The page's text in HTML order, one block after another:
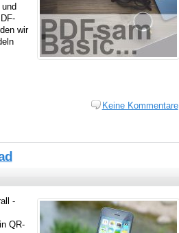
wir
Keine Kommentare
-
QR-